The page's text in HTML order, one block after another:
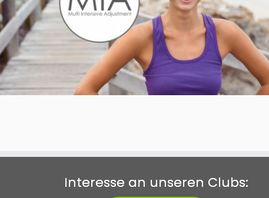
Interesse an unseren Clubs: